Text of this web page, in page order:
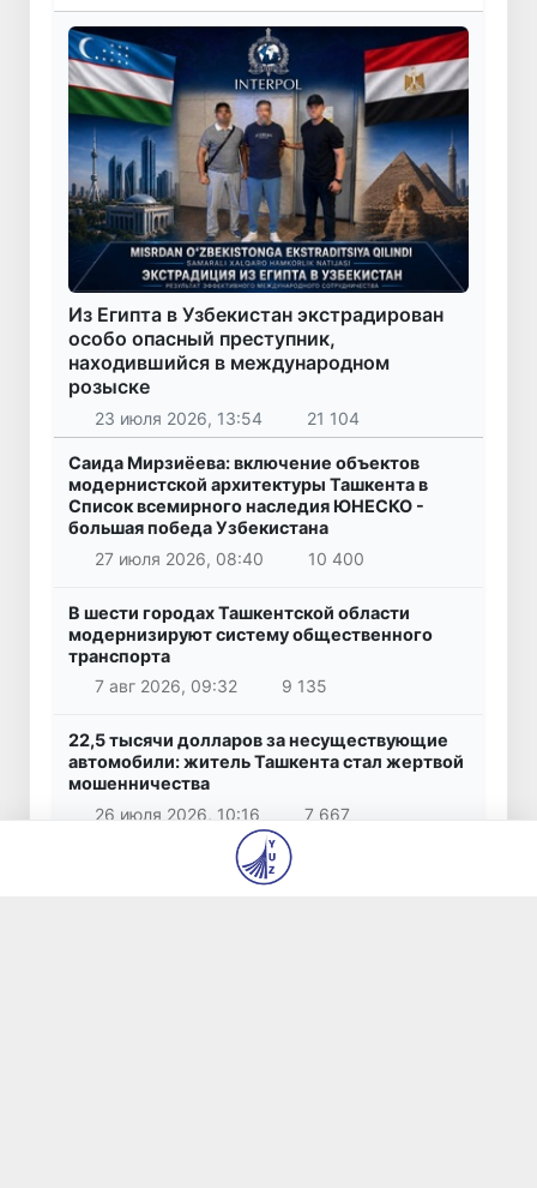
Из Египта в Узбекистан экстрадирован
особо опасный преступник,
находившийся в международном
розыске
23 июля 2026, 13:54 21 104
Саида Мирзиёева: включение объектов
модернистской архитектуры Ташкента в
Список всемирного наследия ЮНЕСКО -
большая победа Узбекистана
27 июля 2026, 08:40
10 400
В шести городах Ташкентской области
модернизируют систему общественного
транспорта
7 авг 2026, 09:32
9 135
22,5 тысячи долларов за несуществующие
автомобили: житель Ташкента стал жертвой
мошенничества
26 июля 2026, 10:16
7 667
В Ташкенте задержан вымогатель,
требовавший у предпринимателя 360 тысяч